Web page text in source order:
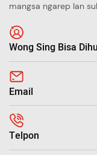
mangsa ngarep lan
Wong Sing Bisa
Email
Telpon